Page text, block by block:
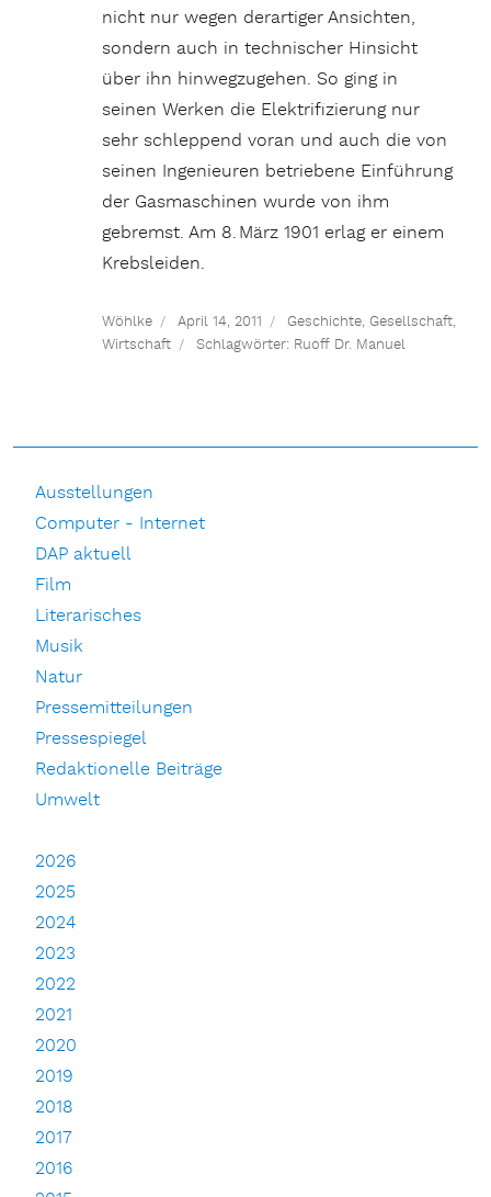
nicht nur wegen derartiger Ansichten,
sondern auch in technischer Hinsicht
über ihn hinwegzugehen. So ging in
seinen Werken die Elektrifizierung nur
sehr schleppend voran und auch die von
seinen Ingenieuren betriebene Einführung
der Gasmaschinen wurde von ihm
gebremst. Am 8. März 1901 erlag er einem
Krebsleiden.
Wöhlke April 14, 2011 Geschichte, Gesellschaft,
Wirtschaft
Schlagwörter: Ruoff Dr. Manuel
Ausstellungen
Computer - Internet
DAP aktuell
Film
Literarisches
Musik
Natur
Pressemitteilungen
Pressespiegel
Redaktionelle Beiträge
Umwelt
2026
2025
2024
2023
2022
2021
2020
2019
2018
2017
2016